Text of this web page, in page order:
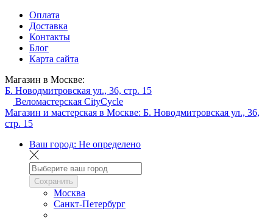
Оплата
Доставка
Контакты
Блог
Карта сайта
Магазин в Москве:
Б. Новодмитровская ул., 36, стр. 15
Веломастерская CityCycle
Магазин и мастерская в Москве: Б. Новодмитровская ул., 36,
стр. 15
Ваш город: Не определено
Сохранить
Москва
Санкт-Петербург